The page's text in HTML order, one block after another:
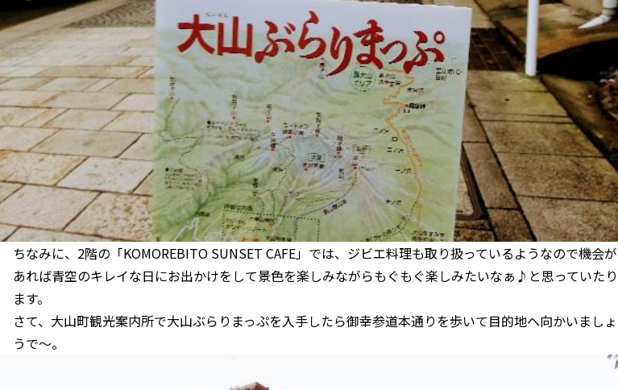
ちなみに、2階の「KOMOREBITO SUNSET CAFE」では、ジビエ料理も取り扱っているようなので機会が
あれば青空のキレイな日にお出かけをして景色を楽しみながらもぐもぐ楽しみたいなぁ♪と思っていたり
ます。
さて、大山町観光案内所で大山ぶらりまっぷを入手したら御幸参道本通りを歩いて目的地へ向かいましょ
うで～。